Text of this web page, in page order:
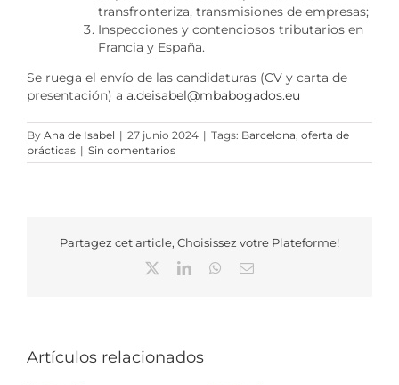
transfronteriza, transmisiones de empresas;
Inspecciones y contenciosos tributarios en
Francia y España.
Se ruega el envío de las candidaturas (CV y carta de
presentación) a a.deisabel@mbabogados.eu
By Ana de Isabel | 27 junio 2024 | Tags: Barcelona, oferta de
prácticas | Sin comentarios
Partagez cet article, Choisissez votre Plateforme!
LinkedInWhatsApp
Correo
Artículos relacionados